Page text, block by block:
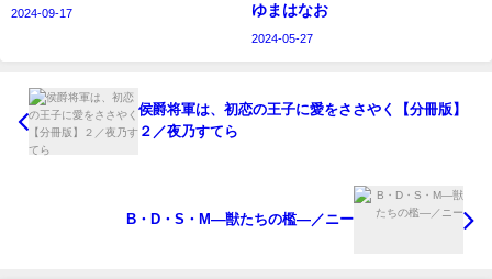
2024-09-17
ゆまはなお
2024-05-27
侯爵将軍は、初恋の王子に愛をささやく【分冊版】
２／夜乃すてら
B・D・S・M―獣たちの檻―／ニー